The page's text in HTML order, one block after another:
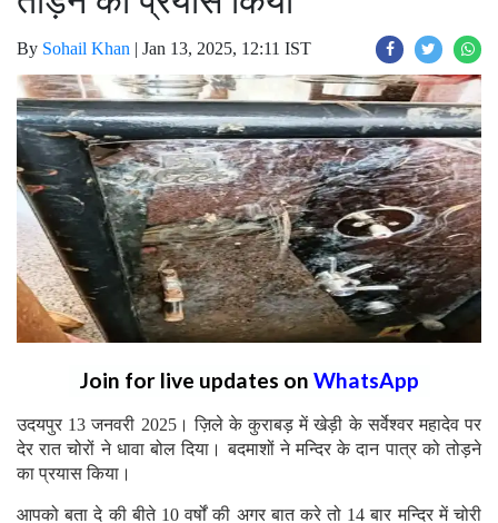
By Sohail Khan | Jan 13, 2025, 12:11 IST
Join for live updates on WhatsApp
उदयपुर 13 जनवरी 2025। ज़िले के कुराबड़ में खेड़ी के सर्वेश्वर महादेव पर
देर रात चोरों ने धावा बोल दिया। बदमाशों ने मन्दिर के दान पात्र को तोड़ने
का प्रयास किया।
आपको बता दे की बीते 10 वर्षों की अगर बात करे तो 14 बार मन्दिर में चोरी